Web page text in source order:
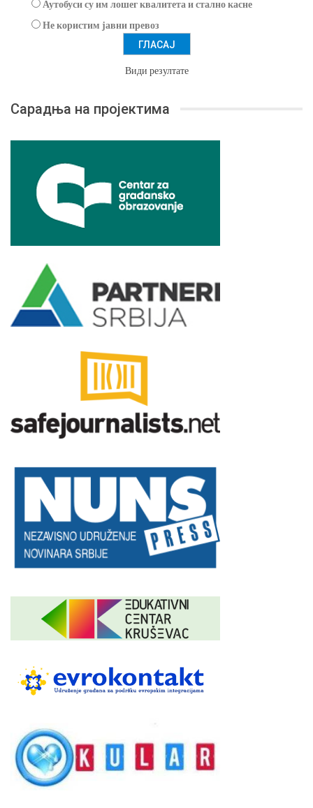
Аутобуси су им лошег квалитета и стално касне
Не користим јавни превоз
Види резултате
Сарадња на пројектима